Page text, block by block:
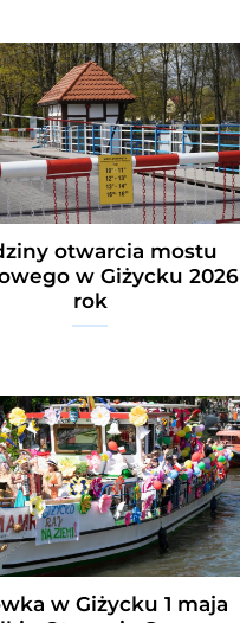
otwarcia mostu
w Giżycku 2026
rok
w Giżycku 1 maja